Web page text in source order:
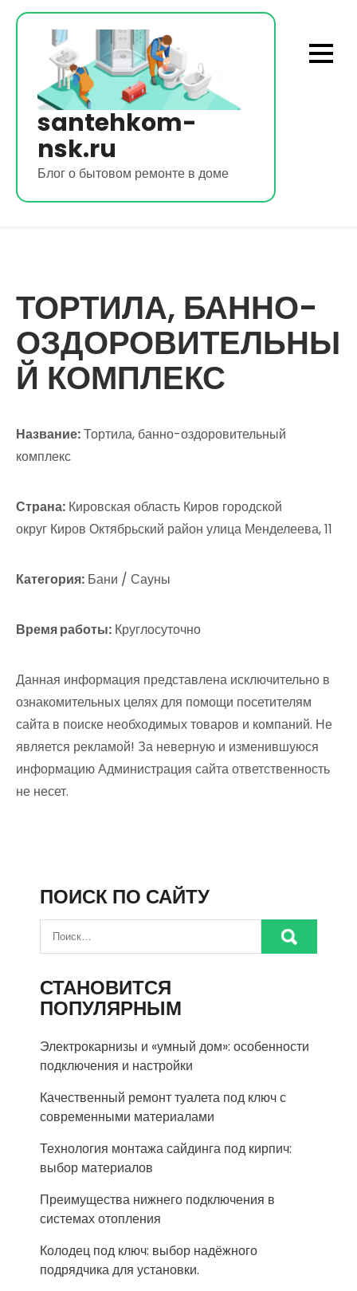
Перейти
содержимому
santehkom-
nsk.ru
Блог о бытовом ремонте в доме
ТОРТИЛА, БАННО-
ОЗДОРОВИТЕЛЬНЫ
Й КОМПЛЕКС
Название:Тортила, банно-оздоровительный
комплекс
Страна: Кировская область Киров городской
округ Киров Октябрьский район улица Менделеева, 11
Категория: Бани / Сауны
Время работы: Круглосуточно
Данная информация представлена исключительно в
ознакомительных целях для помощи посетителям
сайта в поиске необходимых товаров и компаний. Не
является рекламой! За неверную и изменившуюся
информацию Администрация сайта ответственность
не несет.
ПОИСК ПО САЙТУ
СТАНОВИТСЯ
ПОПУЛЯРНЫМ
Электрокарнизы и «умный дом»: особенности
подключения и настройки
Качественный ремонт туалета под ключ с
современными материалами
Технология монтажа сайдинга под кирпич:
выбор материалов
Преимущества нижнего подключения в
системах отопления
Колодец под ключ: выбор надёжного
подрядчика для установки.